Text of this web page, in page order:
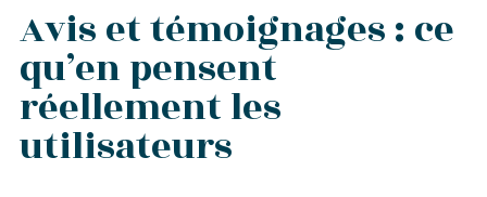
Avis et témoignages : ce
qu’en pensent
réellement les
utilisateurs